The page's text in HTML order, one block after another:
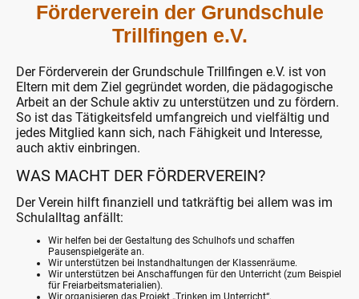
Förderverein der Grundschule
Trillfingen e.V.
Der Förderverein der Grundschule Trillfingen e.V. ist von
Eltern mit dem Ziel gegründet worden, die pädagogische
Arbeit an der Schule aktiv zu unterstützen und zu fördern.
So ist das Tätigkeitsfeld umfangreich und vielfältig und
jedes Mitglied kann sich, nach Fähigkeit und Interesse,
auch aktiv einbringen.
WAS MACHT DER FÖRDERVEREIN?
Der Verein hilft finanziell und tatkräftig bei allem was im
Schulalltag anfällt:
Wir helfen bei der Gestaltung des Schulhofs und schaffen
Pausenspielgeräte an.
Wir unterstützen bei Instandhaltungen der Klassenräume.
Wir unterstützen bei Anschaffungen für den Unterricht (zum Beispiel
für Freiarbeitsmaterialien).
Wir organisieren das Projekt „Trinken im Unterricht“.